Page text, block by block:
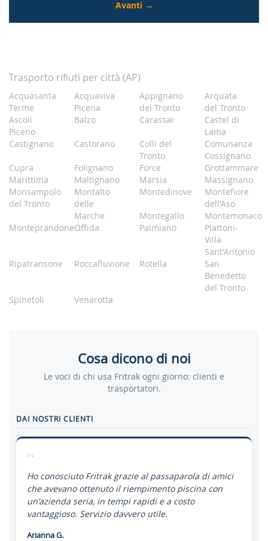
Trasporto rifiuti per città (AP)
Acquasanta
Terme
Acquaviva
Picena
Appignano
del Tronto
Arquata
del Tronto
Ascoli
Piceno
Balzo Carassai
Castel di
Lama
Castignano
Castorano
Colli del
Tronto
Comunanza
Cossignano
Cupra
Marittima
Folignano Force
Grottammare
Maltignano
Marsia
Massignano
Monsampolo
del Tronto
Montalto
delle
Marche
Montedinove
Montefiore
dell'Aso
Montegallo
Montemonaco
MonteprandoneOffida Palmiano
Piattoni-
Villa
Sant'Antonio
Ripatransone
Roccafluvione Rotella
San
Benedetto
del Tronto
Spinetoli
Venarotta
Cosa dicono di noi
Le voci di chi usa Fritrak ogni giorno: clienti e
trasportatori.
DAI NOSTRI CLIENTI
“
Ho conosciuto Fritrak grazie al passaparola di amici
che avevano ottenuto il riempimento piscina con
un'azienda seria, in tempi rapidi e a costo
vantaggioso. Servizio davvero utile.
Arianna G.